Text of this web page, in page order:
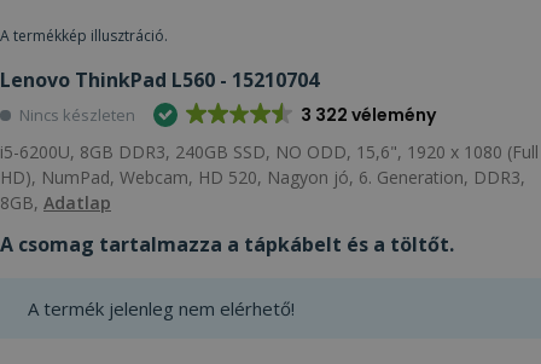
A termékkép illusztráció.
Lenovo ThinkPad L560 - 15210704
Nincs készleten 3 322 vélemény
i5-6200U, 8GB DDR3, 240GB SSD, NO ODD, 15,6", 1920 x 1080 (Full
HD), NumPad, Webcam, HD 520, Nagyon jó, 6. Generation, DDR3,
8GB, Adatlap
A csomag tartalmazza a tápkábelt és a töltőt.
A termék jelenleg nem elérhető!